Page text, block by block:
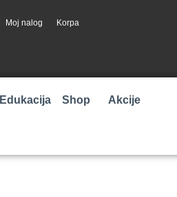
Moj nalog Korpa
Edukacija Shop Akcije